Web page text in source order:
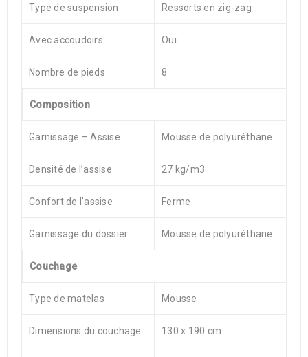
Type de suspension Ressorts en zig-zag
Avec accoudoirs Oui
Nombre de pieds 8
Composition
Garnissage – Assise Mousse de polyuréthane
Densité de l’assise 27 kg/m3
Confort de l’assise Ferme
Garnissage du dossier Mousse de polyuréthane
Couchage
Type de matelas Mousse
Dimensions du couchage 130 x 190 cm